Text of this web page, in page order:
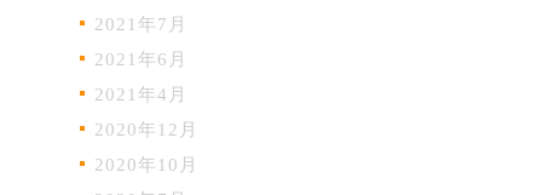
2021年7月
2021年6月
2021年4月
2020年12月
2020年10月